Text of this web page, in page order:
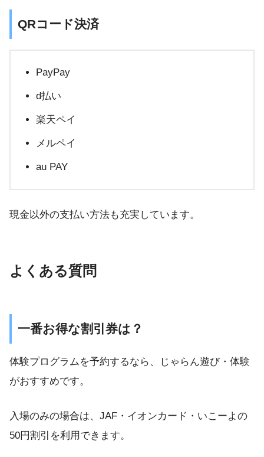
QRコード決済
PayPay
d払い
楽天ペイ
メルペイ
au PAY
現金以外の支払い方法も充実しています。
よくある質問
一番お得な割引券は？
体験プログラムを予約するなら、じゃらん遊び・体験
がおすすめです。
入場のみの場合は、JAF・イオンカード・いこーよの
50円割引を利用できます。